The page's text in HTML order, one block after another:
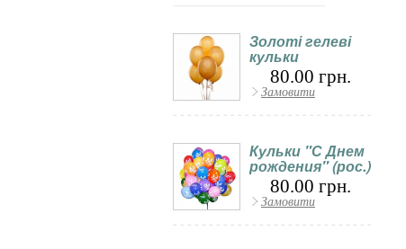
Золоті гелеві
кульки
80.00 грн.
Замовити
Кульки "С Днем
рождения" (рос.)
80.00 грн.
Замовити